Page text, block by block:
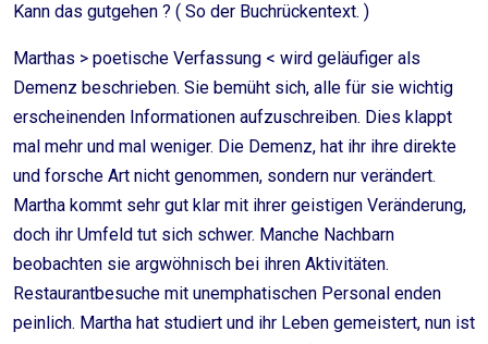
Kann das gutgehen ? ( So der Buchrückentext. )
Marthas > poetische Verfassung < wird geläufiger als
Demenz beschrieben. Sie bemüht sich, alle für sie wichtig
erscheinenden Informationen aufzuschreiben. Dies klappt
mal mehr und mal weniger. Die Demenz, hat ihr ihre direkte
und forsche Art nicht genommen, sondern nur verändert.
Martha kommt sehr gut klar mit ihrer geistigen Veränderung,
doch ihr Umfeld tut sich schwer. Manche Nachbarn
beobachten sie argwöhnisch bei ihren Aktivitäten.
Restaurantbesuche mit unemphatischen Personal enden
peinlich. Martha hat studiert und ihr Leben gemeistert, nun ist